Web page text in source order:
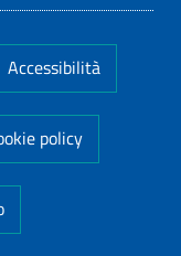
Accessibilità
policy